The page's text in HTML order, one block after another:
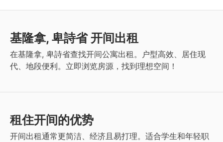
基隆拿, 卑詩省 开间出租
在基隆拿, 卑詩省查找开间公寓出租。户型高效、居住现
代、地段便利。立即浏览房源，找到理想空间！
租住开间的优势
开间出租通常更简洁、经济且易打理。适合学生和年轻职